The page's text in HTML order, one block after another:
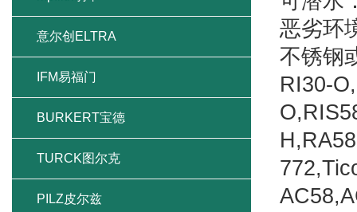
恶劣环
不锈钢
RI30-
意尔创ELTRA
IFM易福门
BURKERT宝德
TURCK图尔克
PILZ皮尔兹